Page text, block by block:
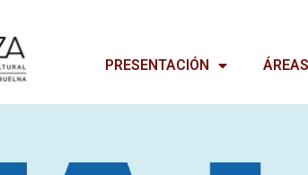
PRESENTACIÓN ÁREAS